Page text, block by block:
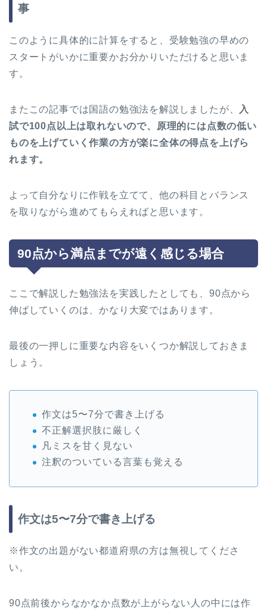
事
このように具体的に計算をすると、受験勉強の早めの
スタートがいかに重要かお分かりいただけると思いま
す。
またこの記事では国語の勉強法を解説しましたが、
入
試で100点以上は取れないので、原理的には点数の低い
ものを上げていく作業の方が楽に全体の得点を上げら
れます。
よって自分なりに作戦を立てて、他の科目とバランス
を取りながら進めてもらえればと思います。
90点から満点までが遠く感じる場合
ここで解説した勉強法を実践したとしても、90点から
伸ばしていくのは、かなり大変ではあります。
最後の一押しに重要な内容をいくつか解説しておきま
しょう。
作文は5〜7分で書き上げる
不正解選択肢に厳しく
凡ミスを甘く見ない
注釈のついている言葉も覚える
作文は5〜7分で書き上げる
※作文の出題がない都道府県の方は無視してくださ
い。
90点前後からなかなか点数が上がらない人の中には作